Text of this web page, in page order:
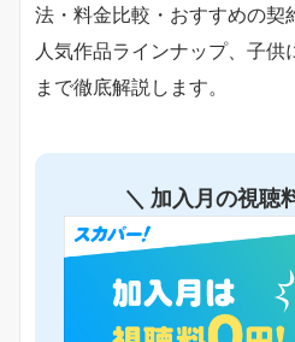
法・料金比較・おすすめの契
人気作品ラインナップ、子
まで徹底解説します。
＼ 加入月の視聴